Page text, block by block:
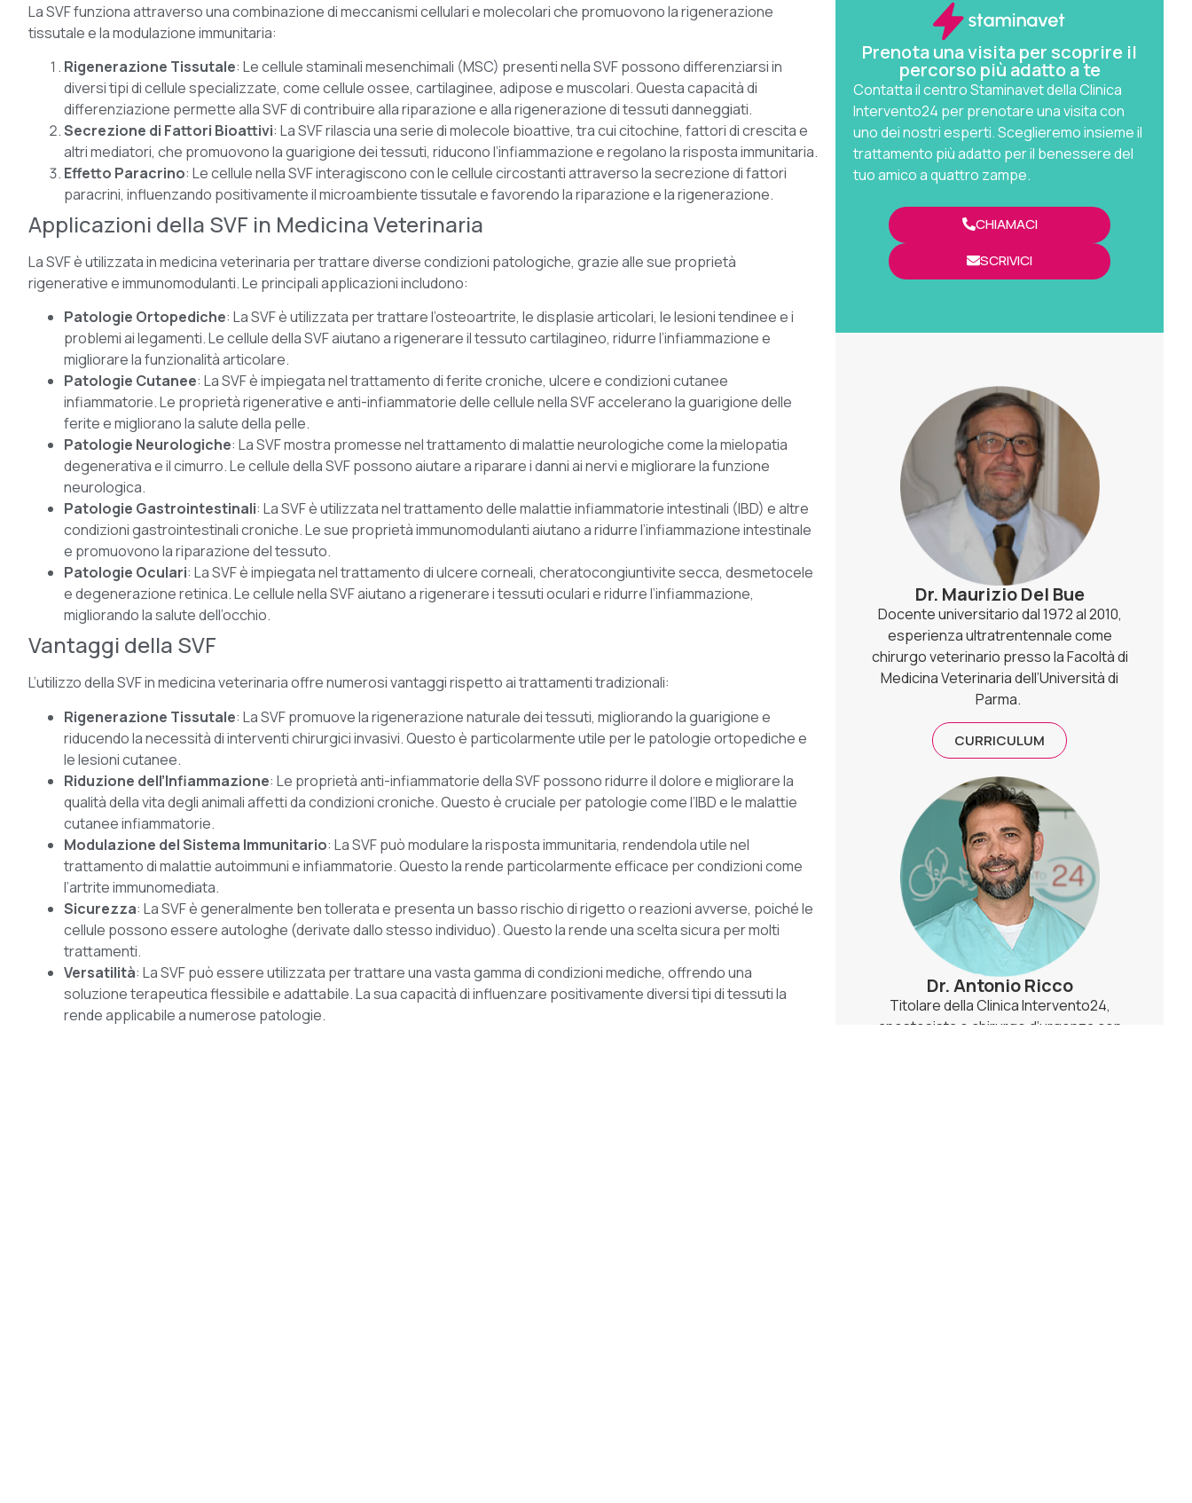
La SVF funziona attraverso una combinazione di meccanismi cellulari e molecolari che promuovono la rigenerazione
tissutale e la modulazione immunitaria:
Rigenerazione Tissutale: Le cellule staminali mesenchimali (MSC) presenti nella SVF possono differenziarsi in
diversi tipi di cellule specializzate, come cellule ossee, cartilaginee, adipose e muscolari. Questa capacità di
differenziazione permette alla SVF di contribuire alla riparazione e alla rigenerazione di tessuti danneggiati.
Secrezione di Fattori Bioattivi: La SVF rilascia una serie di molecole bioattive, tra cui citochine, fattori di crescita e
altri mediatori, che promuovono la guarigione dei tessuti, riducono l’infiammazione e regolano la risposta immunitaria.
Effetto Paracrino: Le cellule nella SVF interagiscono con le cellule circostanti attraverso la secrezione di fattori
paracrini, influenzando positivamente il microambiente tissutale e favorendo la riparazione e la rigenerazione.
Applicazioni della SVF in Medicina Veterinaria
La SVF è utilizzata in medicina veterinaria per trattare diverse condizioni patologiche, grazie alle sue proprietà
rigenerative e immunomodulanti. Le principali applicazioni includono:
Patologie Ortopediche: La SVF è utilizzata per trattare l’osteoartrite, le displasie articolari, le lesioni tendinee e i
problemi ai legamenti. Le cellule della SVF aiutano a rigenerare il tessuto cartilagineo, ridurre l’infiammazione e
migliorare la funzionalità articolare.
Patologie Cutanee: La SVF è impiegata nel trattamento di ferite croniche, ulcere e condizioni cutanee
infiammatorie. Le proprietà rigenerative e anti-infiammatorie delle cellule nella SVF accelerano la guarigione delle
ferite e migliorano la salute della pelle.
Patologie Neurologiche: La SVF mostra promesse nel trattamento di malattie neurologiche come la mielopatia
degenerativa e il cimurro. Le cellule della SVF possono aiutare a riparare i danni ai nervi e migliorare la funzione
neurologica.
Patologie Gastrointestinali: La SVF è utilizzata nel trattamento delle malattie infiammatorie intestinali (IBD) e altre
condizioni gastrointestinali croniche. Le sue proprietà immunomodulanti aiutano a ridurre l’infiammazione intestinale
e promuovono la riparazione del tessuto.
Patologie Oculari: La SVF è impiegata nel trattamento di ulcere corneali, cheratocongiuntivite secca, desmetocele
e degenerazione retinica. Le cellule nella SVF aiutano a rigenerare i tessuti oculari e ridurre l’infiammazione,
migliorando la salute dell’occhio.
Vantaggi della SVF
L’utilizzo della SVF in medicina veterinaria offre numerosi vantaggi rispetto ai trattamenti tradizionali:
Rigenerazione Tissutale: La SVF promuove la rigenerazione naturale dei tessuti, migliorando la guarigione e
riducendo la necessità di interventi chirurgici invasivi. Questo è particolarmente utile per le patologie ortopediche e
le lesioni cutanee.
Riduzione dell’Infiammazione: Le proprietà anti-infiammatorie della SVF possono ridurre il dolore e migliorare la
qualità della vita degli animali affetti da condizioni croniche. Questo è cruciale per patologie come l’IBD e le malattie
cutanee infiammatorie.
Modulazione del Sistema Immunitario: La SVF può modulare la risposta immunitaria, rendendola utile nel
trattamento di malattie autoimmuni e infiammatorie. Questo la rende particolarmente efficace per condizioni come
l’artrite immunomediata.
Sicurezza: La SVF è generalmente ben tollerata e presenta un basso rischio di rigetto o reazioni avverse, poiché le
cellule possono essere autologhe (derivate dallo stesso individuo). Questo la rende una scelta sicura per molti
trattamenti.
Versatilità: La SVF può essere utilizzata per trattare una vasta gamma di condizioni mediche, offrendo una
soluzione terapeutica flessibile e adattabile. La sua capacità di influenzare positivamente diversi tipi di tessuti la
rende applicabile a numerose patologie.
Prenota una visita per scoprire il
percorso più adatto a te
Contatta il centro Staminavet della Clinica
Intervento24 per prenotare una visita con
uno dei nostri esperti. Sceglieremo insieme il
trattamento più adatto per il benessere del
tuo amico a quattro zampe.
CHIAMACI
SCRIVICI
Dr. Maurizio Del Bue
Docente universitario dal 1972 al 2010,
esperienza ultratrentennale come
chirurgo veterinario presso la Facoltà di
Medicina Veterinaria dell’Università di
Parma.
CURRICULUM
Dr. Antonio Ricco
Titolare della Clinica Intervento24,
anestesista e chirurgo d’urgenza con